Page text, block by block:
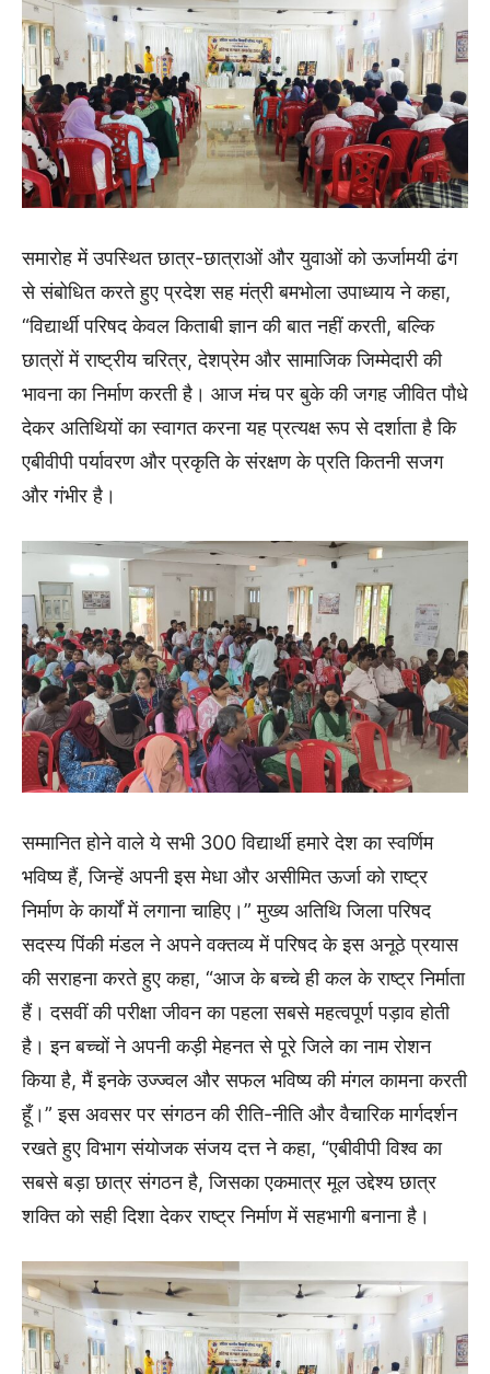
समारोह में उपस्थित छात्र-छात्राओं और युवाओं को ऊर्जामयी ढंग
से संबोधित करते हुए प्रदेश सह मंत्री बमभोला उपाध्याय ने कहा,
“विद्यार्थी परिषद केवल किताबी ज्ञान की बात नहीं करती, बल्कि
छात्रों में राष्ट्रीय चरित्र, देशप्रेम और सामाजिक जिम्मेदारी की
भावना का निर्माण करती है। आज मंच पर बुके की जगह जीवित पौधे
देकर अतिथियों का स्वागत करना यह प्रत्यक्ष रूप से दर्शाता है कि
एबीवीपी पर्यावरण और प्रकृति के संरक्षण के प्रति कितनी सजग
और गंभीर है।
सम्मानित होने वाले ये सभी 300 विद्यार्थी हमारे देश का स्वर्णिम
भविष्य हैं, जिन्हें अपनी इस मेधा और असीमित ऊर्जा को राष्ट्र
निर्माण के कार्यों में लगाना चाहिए।” मुख्य अतिथि जिला परिषद
सदस्य पिंकी मंडल ने अपने वक्तव्य में परिषद के इस अनूठे प्रयास
की सराहना करते हुए कहा, “आज के बच्चे ही कल के राष्ट्र निर्माता
हैं। दसवीं की परीक्षा जीवन का पहला सबसे महत्वपूर्ण पड़ाव होती
है। इन बच्चों ने अपनी कड़ी मेहनत से पूरे जिले का नाम रोशन
किया है, मैं इनके उज्ज्वल और सफल भविष्य की मंगल कामना करती
हूँ।” इस अवसर पर संगठन की रीति-नीति और वैचारिक मार्गदर्शन
रखते हुए विभाग संयोजक संजय दत्त ने कहा, “एबीवीपी विश्व का
सबसे बड़ा छात्र संगठन है, जिसका एकमात्र मूल उद्देश्य छात्र
शक्ति को सही दिशा देकर राष्ट्र निर्माण में सहभागी बनाना है।